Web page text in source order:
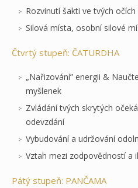
Rozvinutí šakti ve tvých
Silová místa, osobní silové
Čtvrtý stupeň: ČATURDHA
„Nařizování” energii &
myšlenek
Zvládání tvých skrytých
odevzdání
Vybudování a udržování
Vztah mezi zodpovědností a
Pátý stupeň: PANČAMA